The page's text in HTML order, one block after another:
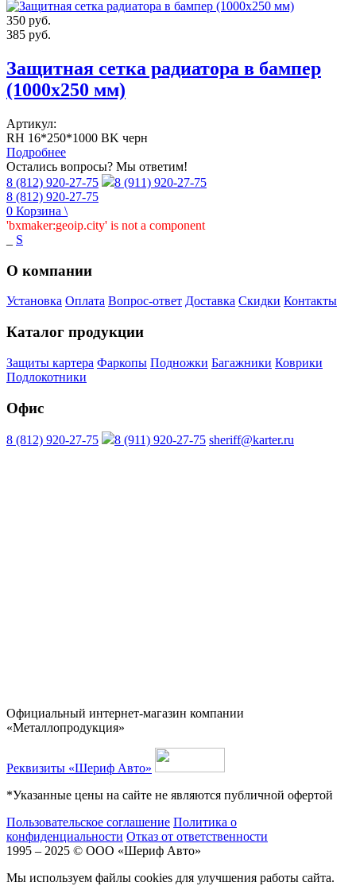
350 руб.
385 руб.
Защитная сетка радиатора в бампер
(1000х250 мм)
Артикул:
RH 16*250*1000 BK черн
Подробнее
Остались вопросы? Мы ответим!
8 (812) 920-27-75
8 (911) 920-27-75
8 (812) 920-27-75
0 Корзина \
'bxmaker:geoip.city' is not a component
S
О компании
Установка Оплата Вопрос-ответ Доставка Скидки Контакты
Каталог продукции
Защиты картера Фаркопы Подножки Багажники Коврики
Подлокотники
Офис
8 (812) 920-27-75 8 (911) 920-27-75 sheriff@karter.ru
Официальный интернет-магазин компании
«Металлопродукция»
Реквизиты «Шериф Авто»
*Указанные цены на сайте не являются публичной офертой
Пользовательское соглашение Политика о
конфиденциальности Отказ от ответственности
1995 – 2025 © ООО «Шериф Авто»
Мы используем файлы cookies для улучшения работы сайта.